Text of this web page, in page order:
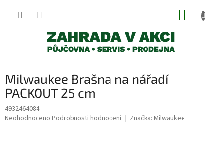
Milwaukee Brašna na nářadí
PACKOUT 25 cm
4932464084
Průměrné
Neohodnoceno Podrobnosti hodnocení Značka: Milwaukee